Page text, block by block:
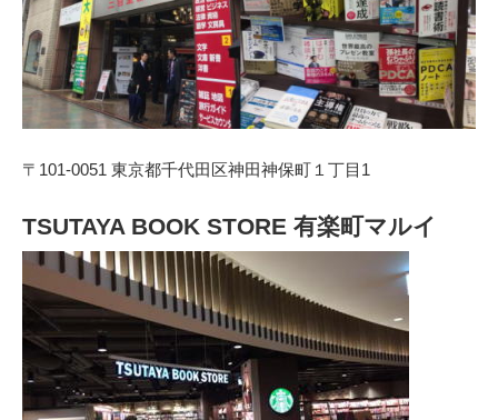
〒101-0051 東京都千代田区神田神保町１丁目1
TSUTAYA BOOK STORE 有楽町マルイ